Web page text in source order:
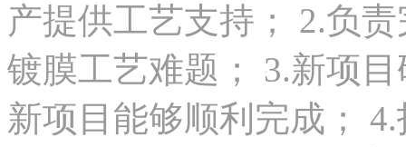
产提供工艺支持； 2.负
镀膜工艺难题； 3.新项
新项目能够顺利完成；